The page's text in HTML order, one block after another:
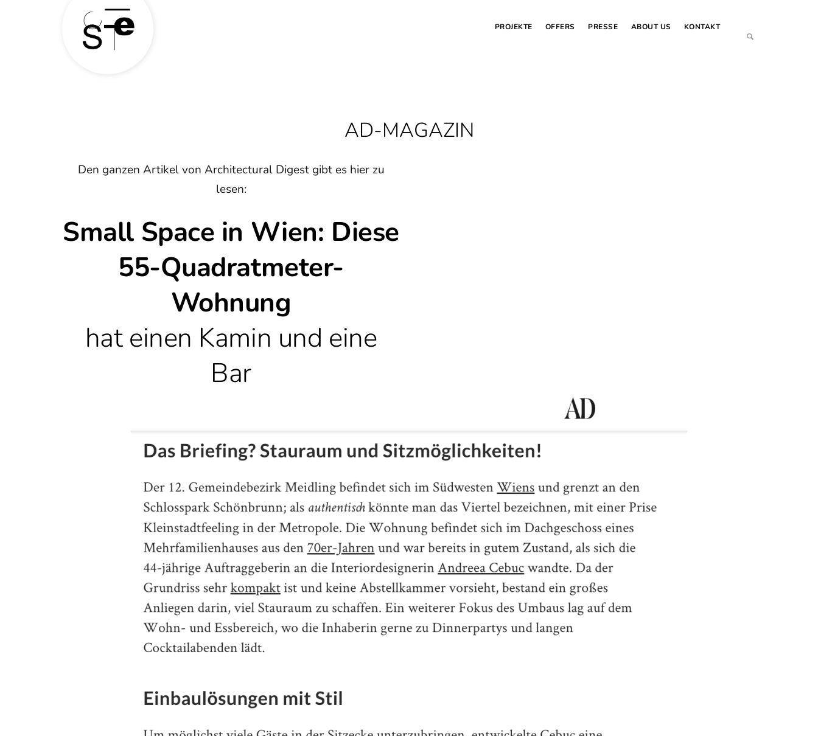
PROJEKTE OFFERS PRESSE ABOUT US KONTAKT
AD-MAGAZIN
Den ganzen Artikel von Architectural Digest gibt es hier zu
lesen:
Small Space in Wien: Diese
55-Quadratmeter-
Wohnung
hat einen Kamin und eine
Bar